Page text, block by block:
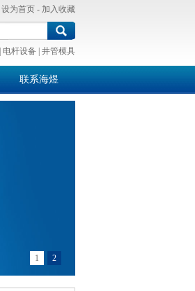
设为首页 - 加入收藏
电杆设备 井管模具
联系海煜
1 2